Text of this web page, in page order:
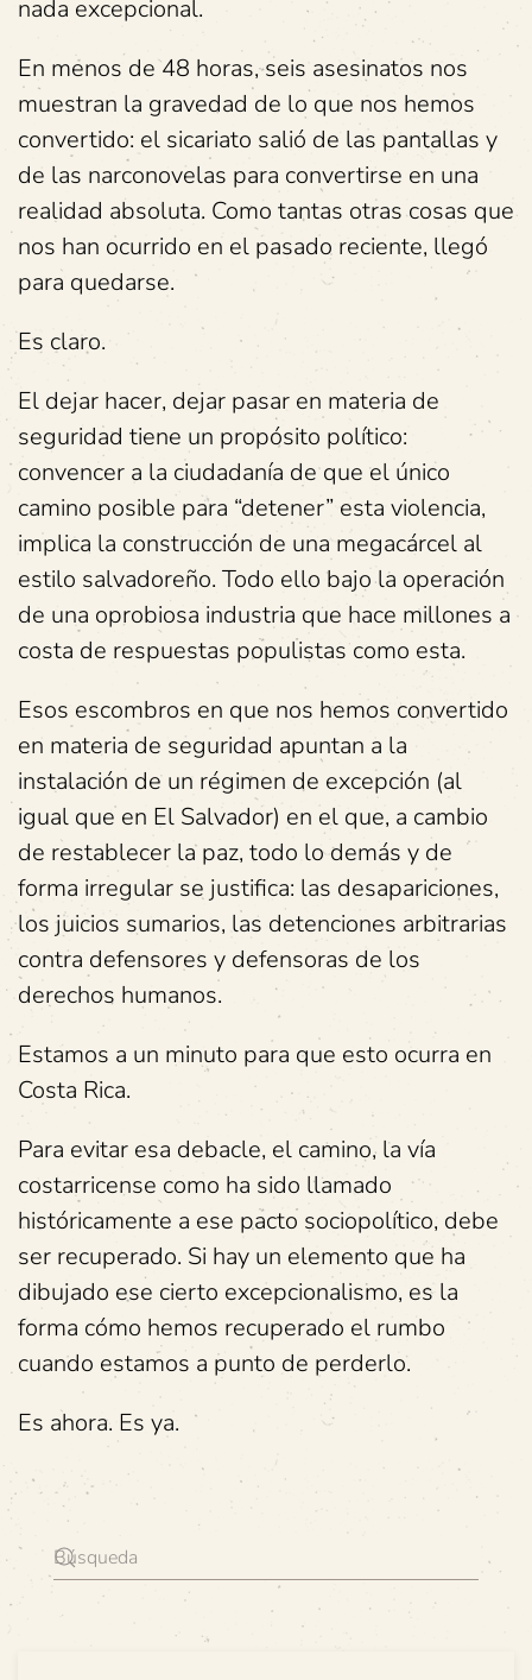
nada excepcional.
En menos de 48 horas, seis asesinatos nos
muestran la gravedad de lo que nos hemos
convertido: el sicariato salió de las pantallas y
de las narconovelas para convertirse en una
realidad absoluta. Como tantas otras cosas que
nos han ocurrido en el pasado reciente, llegó
para quedarse.
Es claro.
El dejar hacer, dejar pasar en materia de
seguridad tiene un propósito político:
convencer a la ciudadanía de que el único
camino posible para “detener” esta violencia,
implica la construcción de una megacárcel al
estilo salvadoreño. Todo ello bajo la operación
de una oprobiosa industria que hace millones a
costa de respuestas populistas como esta.
Esos escombros en que nos hemos convertido
en materia de seguridad apuntan a la
instalación de un régimen de excepción (al
igual que en El Salvador) en el que, a cambio
de restablecer la paz, todo lo demás y de
forma irregular se justifica: las desapariciones,
los juicios sumarios, las detenciones arbitrarias
contra defensores y defensoras de los
derechos humanos.
Estamos a un minuto para que esto ocurra en
Costa Rica.
Para evitar esa debacle, el camino, la vía
costarricense como ha sido llamado
históricamente a ese pacto sociopolítico, debe
ser recuperado. Si hay un elemento que ha
dibujado ese cierto excepcionalismo, es la
forma cómo hemos recuperado el rumbo
cuando estamos a punto de perderlo.
Es ahora. Es ya.